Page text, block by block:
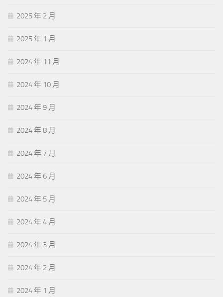
2025 年 2 月
2025 年 1 月
2024 年 11 月
2024 年 10 月
2024 年 9 月
2024 年 8 月
2024 年 7 月
2024 年 6 月
2024 年 5 月
2024 年 4 月
2024 年 3 月
2024 年 2 月
2024 年 1 月